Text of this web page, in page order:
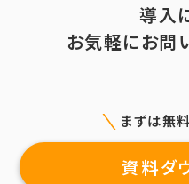
導入
お気軽にお問
まずは無
資料ダ